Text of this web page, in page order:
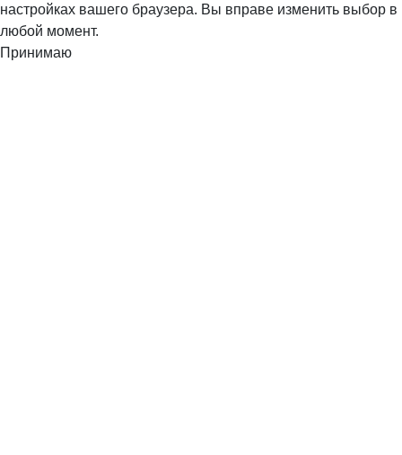
настройках вашего браузера. Вы вправе изменить выбор в
любой момент.
Принимаю